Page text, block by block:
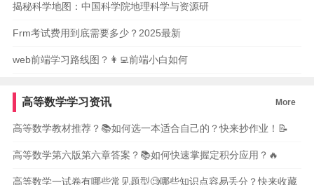
揭秘科学地图：中国科学院地理科学与资源研
Frm考试费用到底需要多少？2025最新
web前端学习路线图？👩‍💻前端小白如何
高等数学学习资讯 More
高等数学教材推荐？📚如何选一本适合自己的？快来抄作业！📝
高等数学第六版第六章答案？📚如何快速掌握定积分应用？🔥
高等数学一试卷有哪些常见题型🧐哪些知识点容易丢分？快来收藏